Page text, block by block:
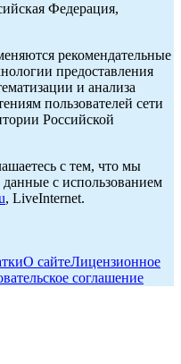
Федерация,
рекомендательные
предоставления
и анализа
пользователей сети
Российской
с тем, что мы
с использованием
, LiveInternet.
О сайтеЛицензионное
соглашение